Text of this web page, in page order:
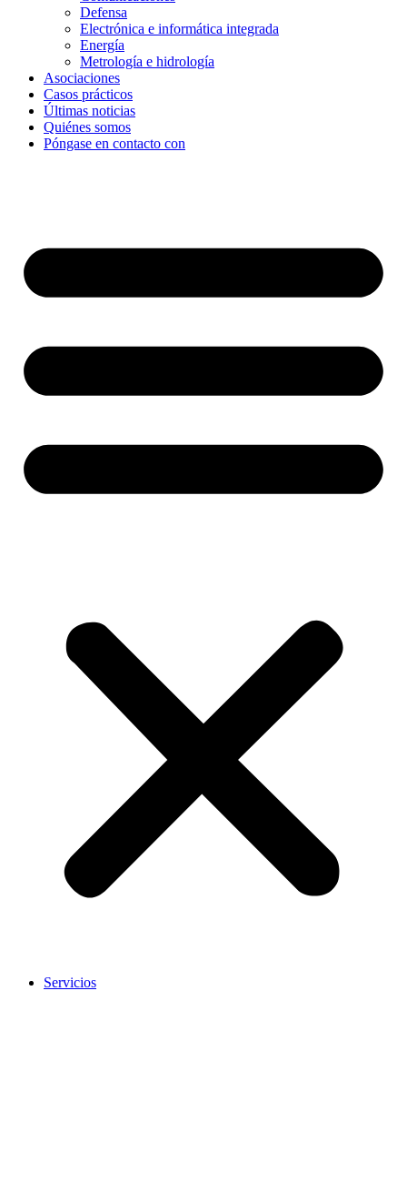
Defensa
Electrónica e informática integrada
Energía
Metrología e hidrología
Asociaciones
Casos prácticos
Últimas noticias
Quiénes somos
Póngase en contacto con
Servicios